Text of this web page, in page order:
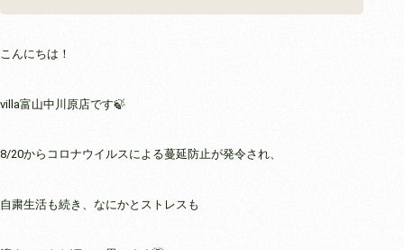
こんにちは！
villa富山中川原店です🍃
8/20からコロナウイルスによる蔓延防止が発令され、
自粛生活も続き、なにかとストレスも